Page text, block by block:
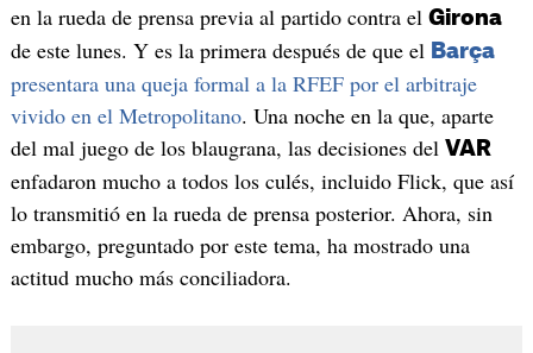
en la rueda de prensa previa al partido contra el Girona
de este lunes. Y es la primera después de que el Barça
presentara una queja formal a la RFEF por el arbitraje
vivido en el Metropolitano. Una noche en la que, aparte
del mal juego de los blaugrana, las decisiones del VAR
enfadaron mucho a todos los culés, incluido Flick, que así
lo transmitió en la rueda de prensa posterior. Ahora, sin
embargo, preguntado por este tema, ha mostrado una
actitud mucho más conciliadora.